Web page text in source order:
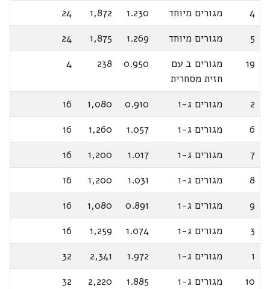
4
מגורים מיוחד 1.230
1,872
24
5
מגורים מיוחד 1.269
1,875
24
19
מגורים ב עם
חזית מסחרית
0.950
238
4
2 מגורים ג-1 0.910
1,080
16
6
מגורים ג-1 1.057
1,260
16
7
מגורים ג-1 1.017
1,200
16
8
מגורים ג-1 1.031
1,200
16
9
מגורים ג-1 0.891
1,080
16
3
מגורים ג-1 1.074
1,259
16
1
מגורים ג-1 1.972
2,341
32
10
מגורים ג-1 1.885
2,220
32